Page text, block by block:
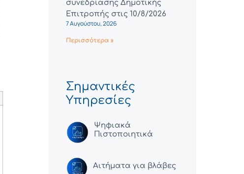
συνεδρίασης Δημοτικής
Επιτροπής στις 10/8/2026
7 Αυγούστου, 2026
Περισσότερα »
Σημαντικές
Υπηρεσίες
Ψηφιακά
Πιστοποιητικά
Αιτήματα για βλάβες